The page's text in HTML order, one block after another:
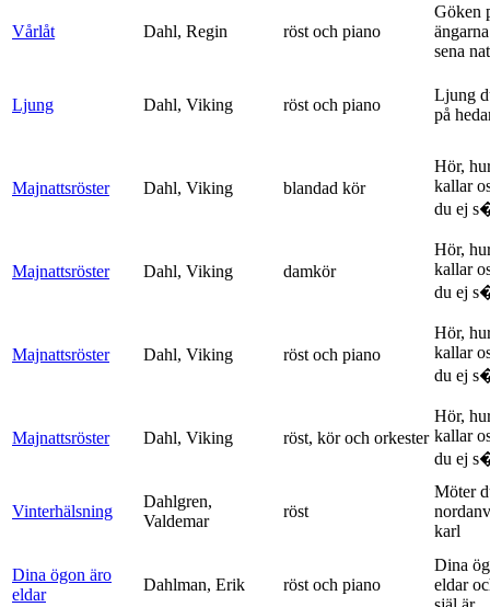
Vårlåt Dahl, Regin röst och piano
Göken
sena
Ljung Dahl, Viking röst och piano
Ljung
på
Majnattsröster Dahl, Viking blandad kör
Hör,
kallar
du ej
Majnattsröster Dahl, Viking damkör
Hör,
kallar
du ej
Majnattsröster Dahl, Viking röst och piano
Hör,
kallar
du ej
Majnattsröster Dahl, Viking röst, kör och orkester
Hör,
kallar
du ej
Vinterhälsning
Dahlgren,
Valdemar
röst
Möter
karl
Dina ögon äro
eldar
Dahlman, Erik röst och piano
Dina
eldar